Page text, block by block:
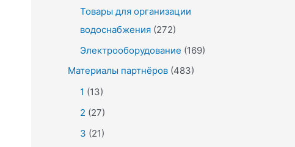
Товары для организации
водоснабжения (272)
Электрооборудование (169)
Материалы партнёров (483)
1 (13)
2 (27)
3 (21)